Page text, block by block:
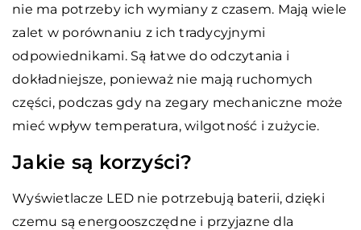
nie ma potrzeby ich wymiany z czasem. Mają wiele
zalet w porównaniu z ich tradycyjnymi
odpowiednikami. Są łatwe do odczytania i
dokładniejsze, ponieważ nie mają ruchomych
części, podczas gdy na zegary mechaniczne może
mieć wpływ temperatura, wilgotność i zużycie.
Jakie są korzyści?
Wyświetlacze LED nie potrzebują baterii, dzięki
czemu są energooszczędne i przyjazne dla